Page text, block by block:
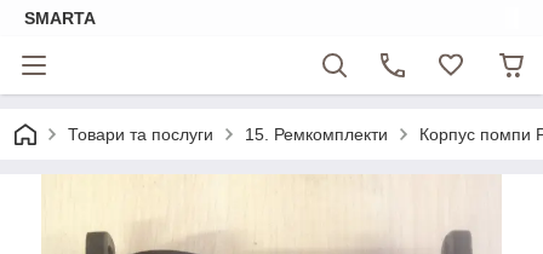
SMARTA
Товари та послуги 15. Ремкомплекти Корпус помпи